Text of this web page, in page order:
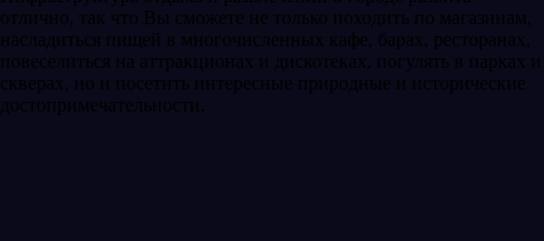
отлично, так что Вы сможете не только походить по магазинам,
насладиться пищей в многочисленных кафе, барах, ресторанах,
повеселиться на аттракционах и дискотеках, погулять в парках и
скверах, но и посетить интересные природные и исторические
достопримечательности.